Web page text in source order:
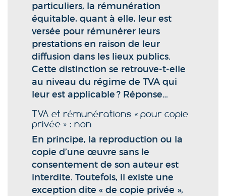
particuliers, la rémunération
équitable, quant à elle, leur est
versée pour rémunérer leurs
prestations en raison de leur
diffusion dans les lieux publics.
Cette distinction se retrouve-t-elle
au niveau du régime de TVA qui
leur est applicable ? Réponse…
TVA et rémunérations « pour copie
privée » : non
En principe, la reproduction ou la
copie d’une œuvre sans le
consentement de son auteur est
interdite. Toutefois, il existe une
exception dite « de copie privée »,